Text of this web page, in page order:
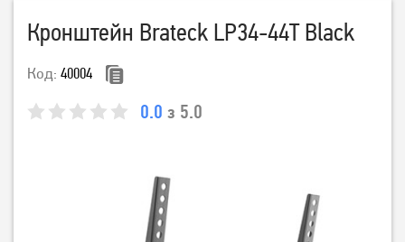
Кронштейн Brateck LP34-44T Black
Код: 40004
0.0 з 5.0